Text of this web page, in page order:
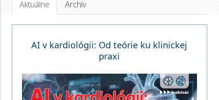
Aktuálne Archív
AI v kardiológii: Od teórie ku klinickej
praxi